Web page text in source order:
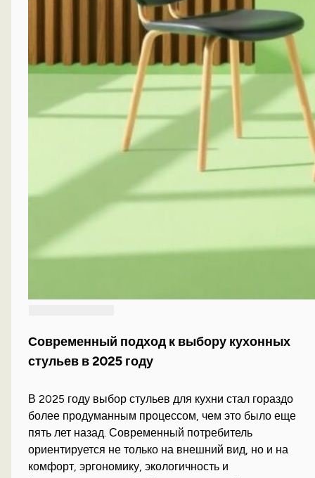
Современный подход к выбору кухонных
стульев в 2025 году
В 2025 году выбор стульев для кухни стал гораздо
более продуманным процессом, чем это было еще
пять лет назад. Современный потребитель
ориентируется не только на внешний вид, но и на
комфорт, эргономику, экологичность и